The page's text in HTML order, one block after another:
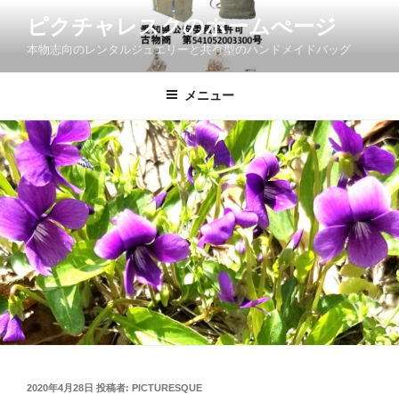
ン
ス
キ
ッ
プ
ピクチャレスクのホームぺージ
本物志向のレンタルジュエリーと共有型のハンドメイドバッグ
メニュー
投
2020年4月28日 投稿者: PICTURESQUE